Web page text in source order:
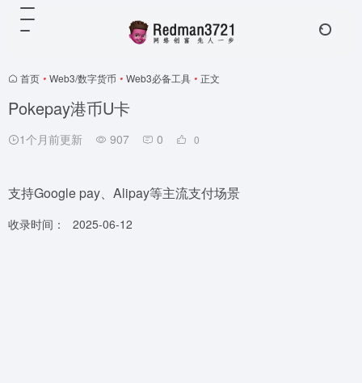
首页 • Web3/数字货币 • Web3必备工具 • 正文
Pokepay港币U卡
1个月前更新 907 0 0
支持Google pay、Alipay等主流支付场景
收录时间： 2025-06-12